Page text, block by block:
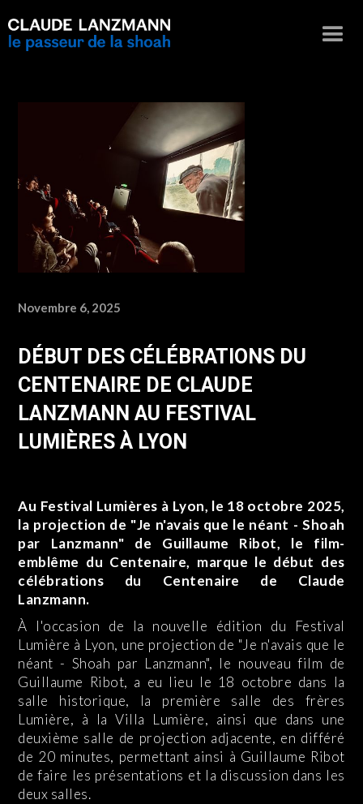
Novembre 6, 2025
DÉBUT DES CÉLÉBRATIONS DU
CENTENAIRE DE CLAUDE
LANZMANN AU FESTIVAL
LUMIÈRES À LYON
Au Festival Lumières à Lyon, le 18 octobre 2025,
la projection de "Je n'avais que le néant - Shoah
par Lanzmann" de Guillaume Ribot, le film-
emblême du Centenaire, marque le début des
célébrations du Centenaire de Claude
Lanzmann.
À l'occasion de la nouvelle édition du Festival
Lumière à Lyon, une projection de "Je n'avais que le
néant - Shoah par Lanzmann", le nouveau film de
Guillaume Ribot, a eu lieu le 18 octobre dans la
salle historique, la première salle des frères
Lumière, à la Villa Lumière, ainsi que dans une
deuxième salle de projection adjacente, en différé
de 20 minutes, permettant ainsi à Guillaume Ribot
de faire les présentations et la discussion dans les
deux salles.